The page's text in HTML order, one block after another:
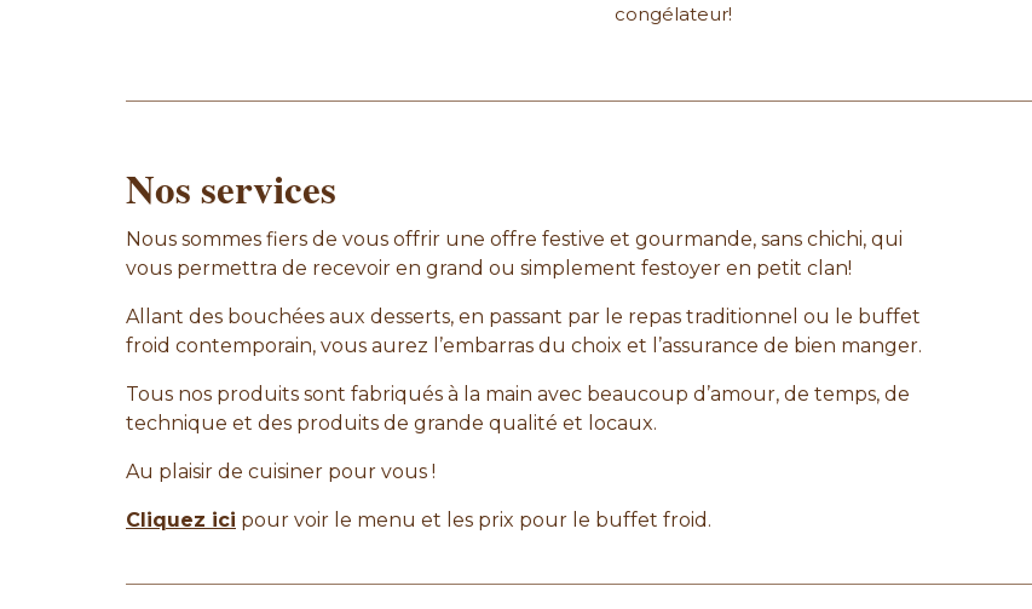
congélateur!
Nos services
Nous sommes fiers de vous offrir une offre festive et gourmande, sans chichi, qui
vous permettra de recevoir en grand ou simplement festoyer en petit clan!
Allant des bouchées aux desserts, en passant par le repas traditionnel ou le buffet
froid contemporain, vous aurez l’embarras du choix et l’assurance de bien manger.
Tous nos produits sont fabriqués à la main avec beaucoup d’amour, de temps, de
technique et des produits de grande qualité et locaux.
Au plaisir de cuisiner pour vous !
Cliquez ici pour voir le menu et les prix pour le buffet froid.